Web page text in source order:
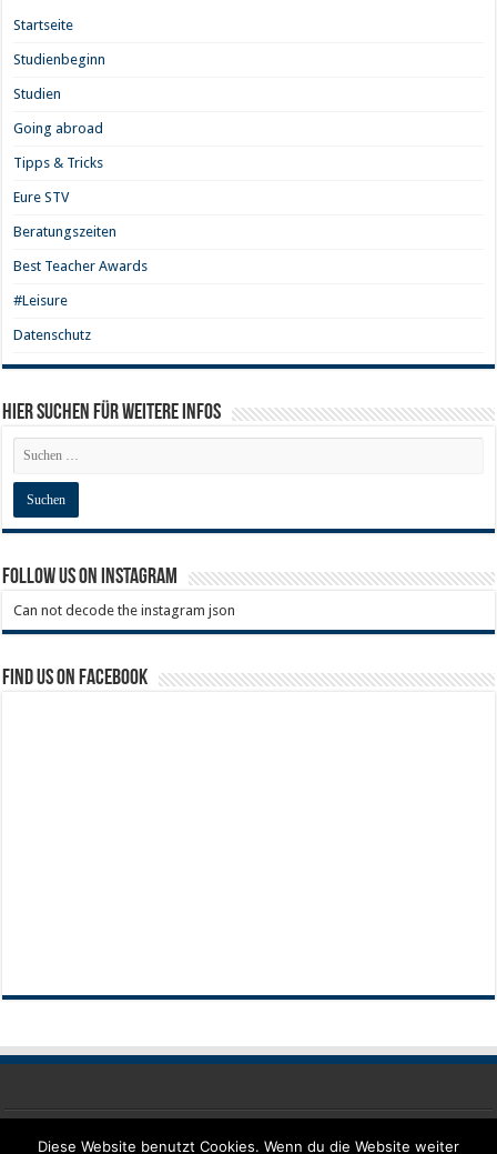
Startseite
Studienbeginn
Studien
Going abroad
Tipps & Tricks
Eure STV
Beratungszeiten
Best Teacher Awards
#Leisure
Datenschutz
Hier Suchen für weitere Infos
Follow us on Instagram
Can not decode the instagram json
Find us on Facebook
Diese Website benutzt Cookies. Wenn du die Website weiter